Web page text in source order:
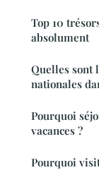
Top 10
absolument
Quelles sont
nationales
Pourquoi
vacances ?
Pourquoi